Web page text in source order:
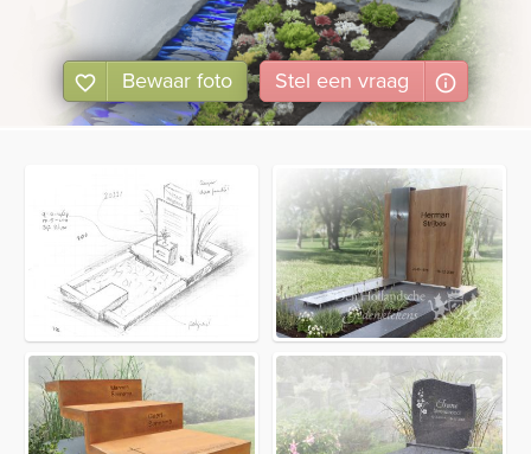
Bewaar foto Stel een vraag